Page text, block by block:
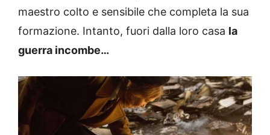
maestro colto e sensibile che completa la sua
formazione. Intanto, fuori dalla loro casa la
guerra incombe…